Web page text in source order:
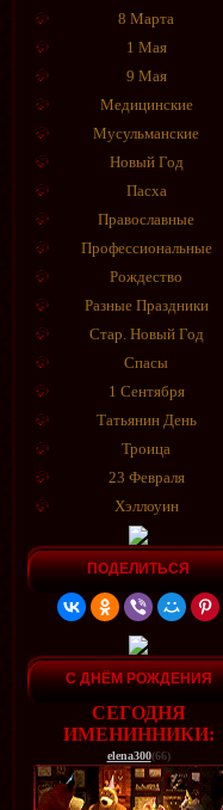
8 Марта
1 Мая
9 Мая
Медицинские
Мусульманские
Новый Год
Пасха
Православные
Профессиональные
Рождество
Разные Праздники
Стар. Новый Год
Спасы
1 Сентября
Татьянин День
Троица
23 Февраля
Хэллоуин
ПОДЕЛИТЬСЯ
С ДНЁМ РОЖДЕНИЯ
СЕГОДНЯ
ИМЕНИННИКИ:
elena300(66)